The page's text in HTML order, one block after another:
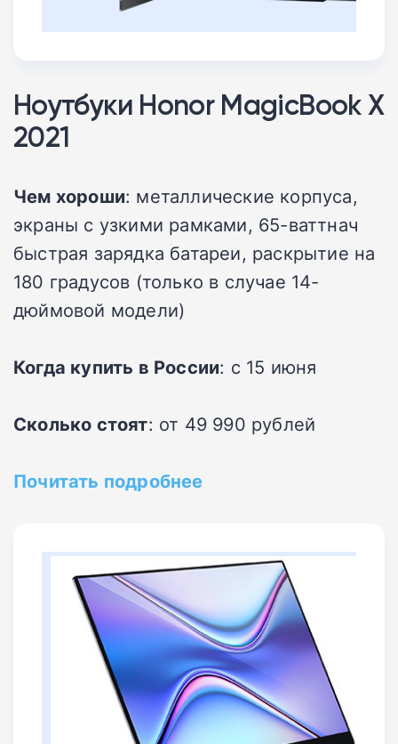
Ноутбуки Honor MagicBook X
2021
Чем хороши: металлические корпуса,
экраны с узкими рамками, 65-ваттнач
быстрая зарядка батареи, раскрытие на
180 градусов (только в случае 14-
дюймовой модели)
Когда купить в России: с 15 июня
Сколько стоят: от 49 990 рублей
Почитать подробнее